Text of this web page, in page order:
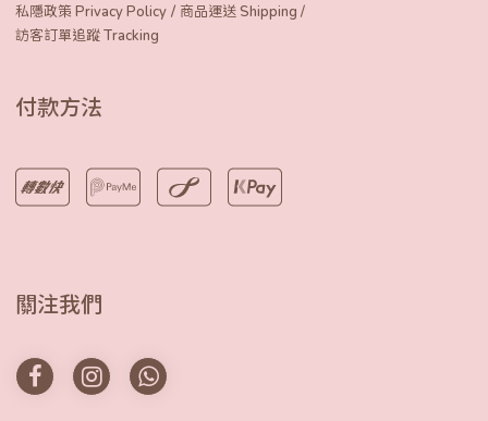
私隱政策 Privacy Policy / 商品運送 Shipping /
訪客訂單追蹤 Tracking
付款方法
關注我們